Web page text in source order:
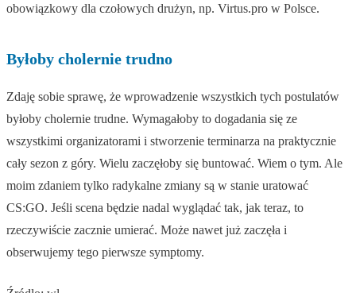
obowiązkowy dla czołowych drużyn, np. Virtus.pro w Polsce.
Byłoby cholernie trudno
Zdaję sobie sprawę, że wprowadzenie wszystkich tych postulatów
byłoby cholernie trudne. Wymagałoby to dogadania się ze
wszystkimi organizatorami i stworzenie terminarza na praktycznie
cały sezon z góry. Wielu zaczęłoby się buntować. Wiem o tym. Ale
moim zdaniem tylko radykalne zmiany są w stanie uratować
CS:GO. Jeśli scena będzie nadal wyglądać tak, jak teraz, to
rzeczywiście zacznie umierać. Może nawet już zaczęła i
obserwujemy tego pierwsze symptomy.